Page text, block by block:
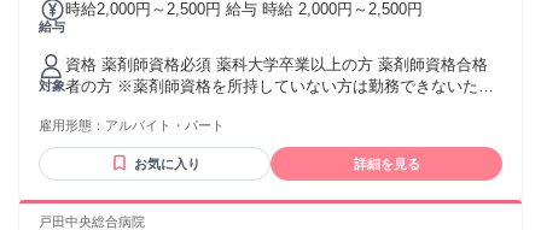
給与
時給2,000円～2,500円 給与 時給 2,000円～2,500円
対象
資格 薬剤師資格必須 薬科大学卒業以上の方 薬剤師資格合格
者の方 ※薬剤師資格を所持していない方は勤務できないため
雇用形態： アルバイト・パート
お気に入り 詳細を見る
戸田中央総合病院